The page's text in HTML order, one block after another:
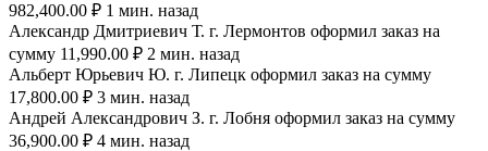
982,400.00 ₽ 1 мин. назад
Александр Дмитриевич Т. г. Лермонтов оформил заказ на
сумму 11,990.00 ₽ 2 мин. назад
Альберт Юрьевич Ю. г. Липецк оформил заказ на сумму
17,800.00 ₽ 3 мин. назад
Андрей Александрович З. г. Лобня оформил заказ на сумму
36,900.00 ₽ 4 мин. назад